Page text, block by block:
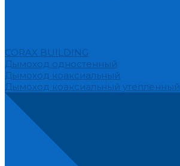
CORAX BUILDING
Дымоход одностенный
Дымоход коаксиальный
Дымоход коаксиальный утепленный